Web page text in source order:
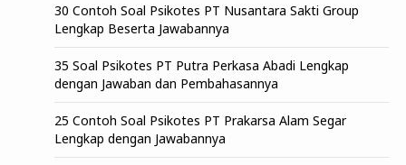
30 Contoh Soal Psikotes PT Nusantara Sakti Group
Lengkap Beserta Jawabannya
35 Soal Psikotes PT Putra Perkasa Abadi Lengkap
dengan Jawaban dan Pembahasannya
25 Contoh Soal Psikotes PT Prakarsa Alam Segar
Lengkap dengan Jawabannya